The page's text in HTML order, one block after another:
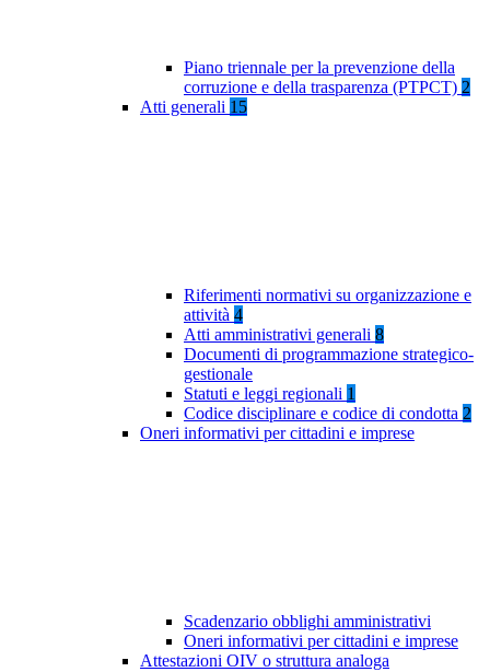
Piano triennale per la prevenzione della
corruzione e della trasparenza (PTPCT) 2
Atti generali 15
Riferimenti normativi su organizzazione e
attività 4
Atti amministrativi generali 8
Documenti di programmazione strategico-
gestionale
Statuti e leggi regionali 1
Codice disciplinare e codice di condotta 2
Oneri informativi per cittadini e imprese
Scadenzario obblighi amministrativi
Oneri informativi per cittadini e imprese
Attestazioni OIV o struttura analoga